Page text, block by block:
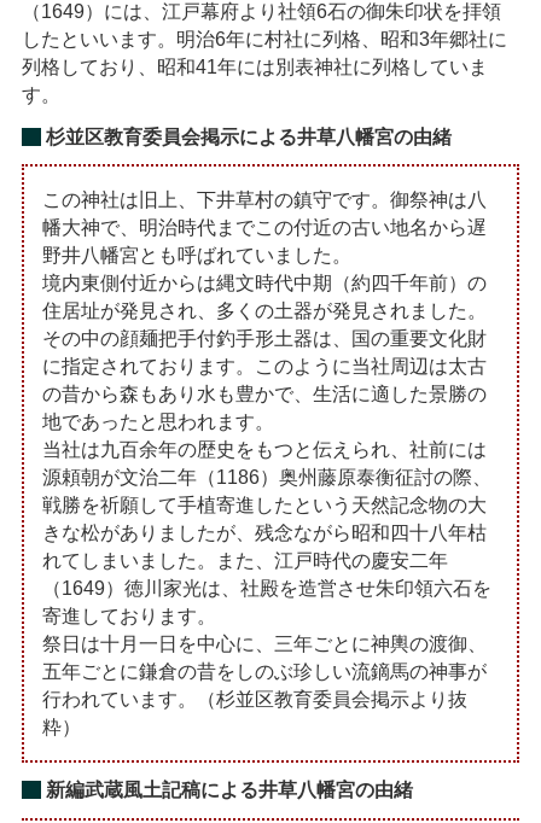
（1649）には、江戸幕府より社領6石の御朱印状を拝領
したといいます。明治6年に村社に列格、昭和3年郷社に
列格しており、昭和41年には別表神社に列格していま
す。
杉並区教育委員会掲示による井草八幡宮の由緒
この神社は旧上、下井草村の鎮守です。御祭神は八
幡大神で、明治時代までこの付近の古い地名から遅
野井八幡宮とも呼ばれていました。
境内東側付近からは縄文時代中期（約四千年前）の
住居址が発見され、多くの土器が発見されました。
その中の顔麺把手付釣手形土器は、国の重要文化財
に指定されております。このように当社周辺は太古
の昔から森もあり水も豊かで、生活に適した景勝の
地であったと思われます。
当社は九百余年の歴史をもつと伝えられ、社前には
源頼朝が文治二年（1186）奥州藤原泰衡征討の際、
戦勝を祈願して手植寄進したという天然記念物の大
きな松がありましたが、残念ながら昭和四十八年枯
れてしまいました。また、江戸時代の慶安二年
（1649）徳川家光は、社殿を造営させ朱印領六石を
寄進しております。
祭日は十月一日を中心に、三年ごとに神輿の渡御、
五年ごとに鎌倉の昔をしのぶ珍しい流鏑馬の神事が
行われています。（杉並区教育委員会掲示より抜
粋）
新編武蔵風土記稿による井草八幡宮の由緒